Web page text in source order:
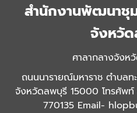
สำนักงานพัฒนาชุ
จังหวั
ศาลากลางจัง
ถนนนารายณ์มหาราช ตำบลท
จังหวัดลพบุรี 15000 โทรศัพท์
770135 Email-